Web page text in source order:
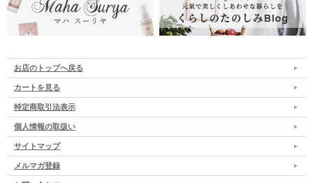
お店のトップへ戻る
カートを見る
特定商取引法表示
個人情報の取扱い
サイトマップ
メルマガ登録